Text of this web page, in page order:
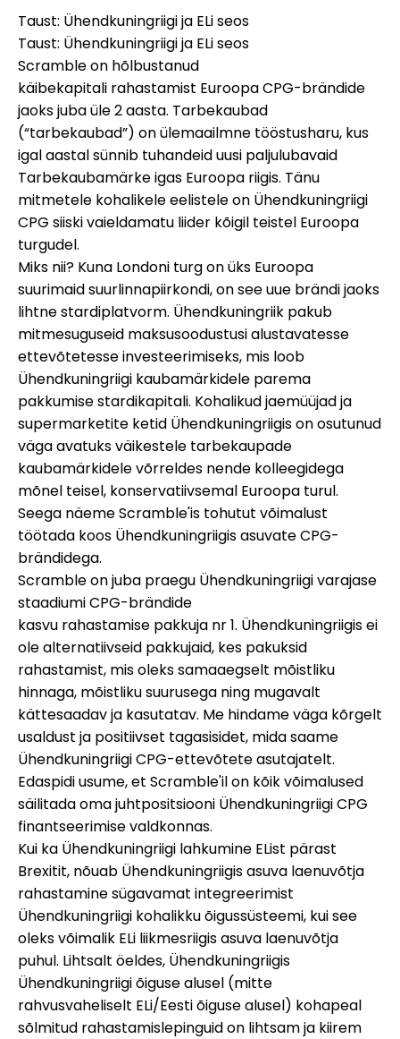
Võta meiega ühendust
Abi
Minu konto
Hankige rahastust
ask@scrambleup.com
+372 712 2955
Taust: Ühendkuningriigi ja ELi seos
Taust: Ühendkuningriigi ja ELi seos
Scramble on hõlbustanud
käibekapitali rahastamist Euroopa CPG-brändide
jaoks juba üle 2 aasta. Tarbekaubad
(“tarbekaubad”) on ülemaailmne tööstusharu, kus
igal aastal sünnib tuhandeid uusi paljulubavaid
Tarbekaubamärke igas Euroopa riigis. Tänu
mitmetele kohalikele eelistele on Ühendkuningriigi
CPG siiski vaieldamatu liider kõigil teistel Euroopa
turgudel.
Miks nii? Kuna Londoni turg on üks Euroopa
suurimaid suurlinnapiirkondi, on see uue brändi jaoks
lihtne stardiplatvorm. Ühendkuningriik pakub
mitmesuguseid maksusoodustusi alustavatesse
ettevõtetesse investeerimiseks, mis loob
Ühendkuningriigi kaubamärkidele parema
pakkumise stardikapitali. Kohalikud jaemüüjad ja
supermarketite ketid Ühendkuningriigis on osutunud
väga avatuks väikestele tarbekaupade
kaubamärkidele võrreldes nende kolleegidega
mõnel teisel, konservatiivsemal Euroopa turul.
Seega näeme Scramble'is tohutut võimalust
töötada koos Ühendkuningriigis asuvate CPG-
brändidega.
Scramble on juba praegu Ühendkuningriigi varajase
staadiumi CPG-brändide
kasvu rahastamise pakkuja nr 1. Ühendkuningriigis ei
ole alternatiivseid pakkujaid, kes pakuksid
rahastamist, mis oleks samaaegselt mõistliku
hinnaga, mõistliku suurusega ning mugavalt
kättesaadav ja kasutatav. Me hindame väga kõrgelt
usaldust ja positiivset tagasisidet, mida saame
Ühendkuningriigi CPG-ettevõtete asutajatelt.
Edaspidi usume, et Scramble'il on kõik võimalused
säilitada oma juhtpositsiooni Ühendkuningriigi CPG
finantseerimise valdkonnas.
Kui ka Ühendkuningriigi lahkumine EList pärast
Brexitit, nõuab Ühendkuningriigis asuva laenuvõtja
rahastamine sügavamat integreerimist
Ühendkuningriigi kohalikku õigussüsteemi, kui see
oleks võimalik ELi liikmesriigis asuva laenuvõtja
puhul. Lihtsalt öeldes, Ühendkuningriigis
Ühendkuningriigi õiguse alusel (mitte
rahvusvaheliselt ELi/Eesti õiguse alusel) kohapeal
sõlmitud rahastamislepinguid on lihtsam ja kiirem